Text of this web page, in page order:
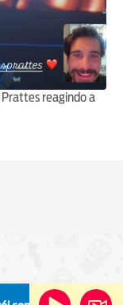
reagindo a